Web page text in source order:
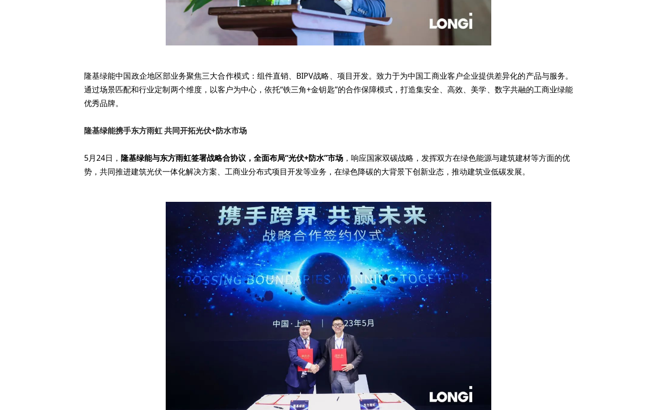
隆基绿能中国政企地区部业务聚焦三大合作模式：组件直销、BIPV战略、项目开发。致力于为中国工商业客户企业提供差异化的产品与服务。
通过场景匹配和行业定制两个维度，以客户为中心，依托“铁三角+金钥匙”的合作保障模式，打造集安全、高效、美学、数字共融的工商业绿能
优秀品牌。
隆基绿能携手东方雨虹 共同开拓光伏+防水市场
5月24日， 隆基绿能与东方雨虹签署战略合协议，全面布局“光伏+防水”市场 ，响应国家双碳战略，发挥双方在绿色能源与建筑建材等方面的优
势，共同推进建筑光伏一体化解决方案、工商业分布式项目开发等业务，在绿色降碳的大背景下创新业态，推动建筑业低碳发展。